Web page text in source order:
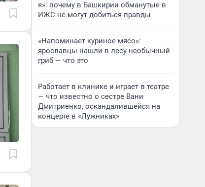
я»: почему в Башкирии обманутые в
ИЖС не могут добиться правды
«Напоминает куриное мясо»:
ярославцы нашли в лесу необычный
гриб — что это
Работает в клинике и играет в театре
— что известно о сестре Вани
Дмитриенко, оскандалившейся на
концерте в «Лужниках»